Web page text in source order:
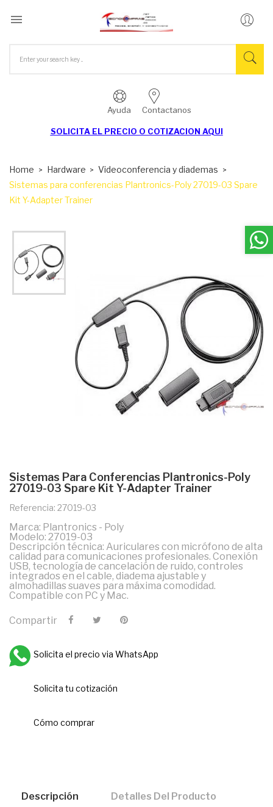

Ayuda Contactanos
SOLICITA EL PRECIO O COTIZACION AQUI
Home Hardware
Videoconferencia y diademas
Sistemas para conferencias Plantronics-Poly 27019-03 Spare
Kit Y-Adapter Trainer
Sistemas Para Conferencias Plantronics-Poly
27019-03 Spare Kit Y-Adapter Trainer
Referencia: 27019-03
Marca: Plantronics - Poly
Modelo: 27019-03
Descripción técnica: Auriculares con micrófono de alta
calidad para comunicaciones profesionales. Conexión
USB, tecnología de cancelación de ruido, controles
integrados en el cable, diadema ajustable y
almohadillas suaves para máxima comodidad.
Compatible con PC y Mac.
Compartir
Solicita el precio via WhatsApp
Solicita tu cotización
Cómo comprar
Descripción Detalles Del Producto